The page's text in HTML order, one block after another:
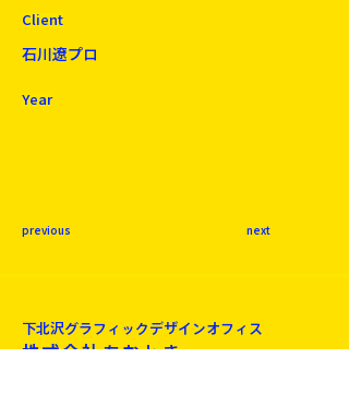
Client
石川遼プロ
Year
previous next
下北沢​グラフィックデザインオフィス
株式会社あおとき